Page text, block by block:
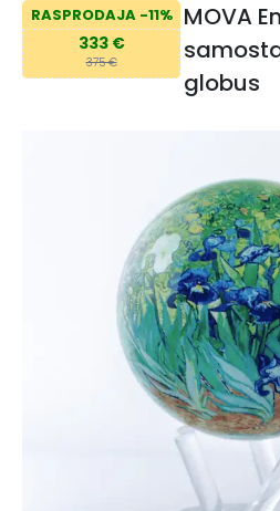
RASPRODAJA -11%
333 €
375 €
MOVA
globus